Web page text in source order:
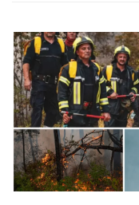
Svi
Elite